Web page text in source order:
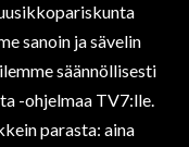
sanoin ja sävelin
säännöllisesti
-ohjelmaa TV7:lle.
parasta: aina